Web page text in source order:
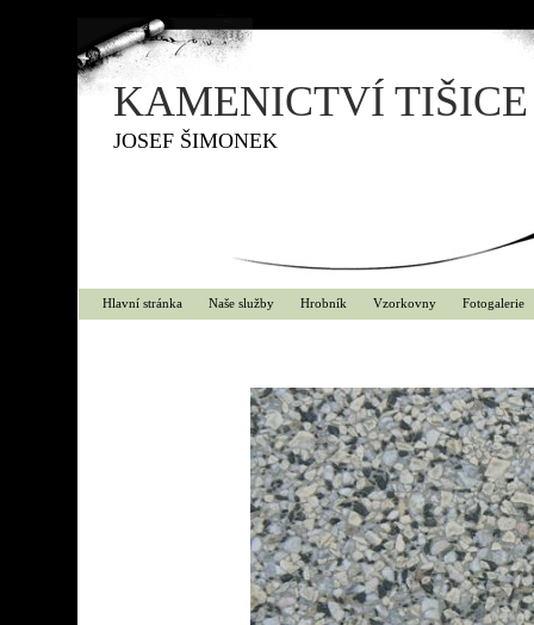
KAMENICTVÍ TIŠICE
JOSEF ŠIMONEK
Hlavní stránka Naše služby Hrobník Vzorkovny Fotogalerie